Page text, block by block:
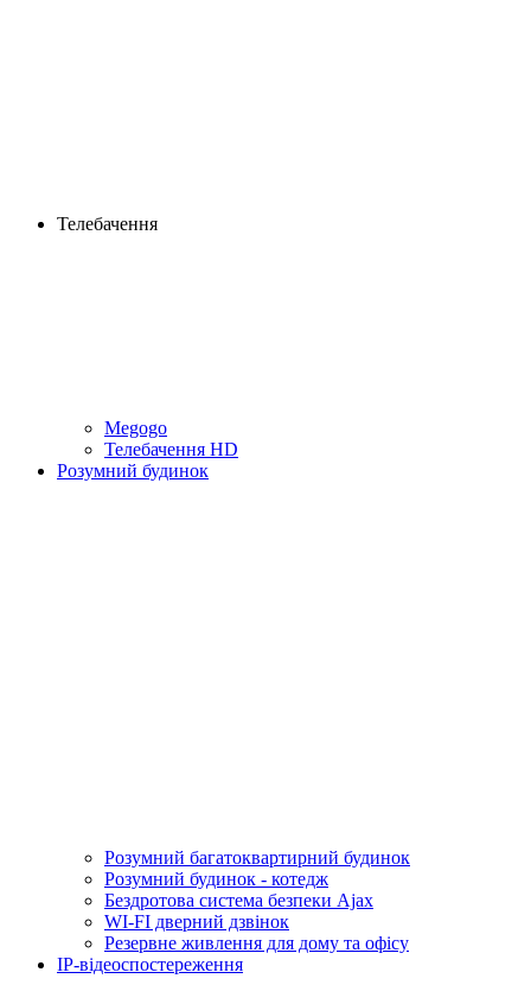
Телебачення
Megogo
Телебачення HD
Розумний будинок
Розумний багатоквартирний будинок
Розумний будинок - котедж
Бездротова система безпеки Ajax
WI-FI дверний дзвінок
Резервне живлення для дому та офісу
IP-відеоспостереження